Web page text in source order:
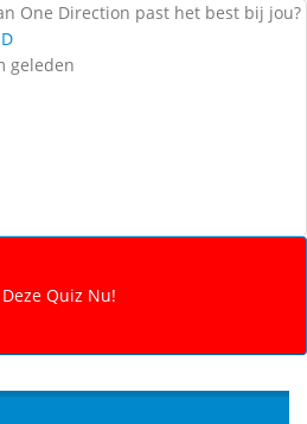
One Direction past het best bij jou?
geleden